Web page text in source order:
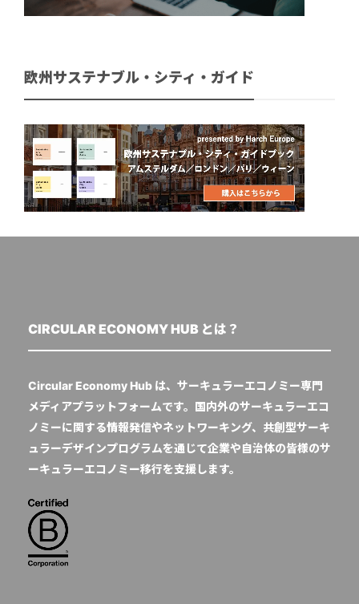
欧州サステナブル・シティ・ガイド
CIRCULAR ECONOMY HUB とは？
Circular Economy Hub は、サーキュラーエコノミー専門
メディアプラットフォームです。国内外のサーキュラーエコ
ノミーに関する情報発信やネットワーキング、共創型サーキ
ュラーデザインプログラムを通じて企業や自治体の皆様のサ
ーキュラーエコノミー移行を支援します。